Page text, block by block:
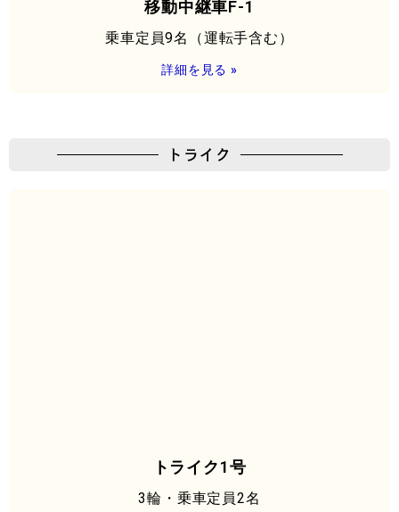
移動中継車F-1
乗車定員9名（運転手含む）
詳細を見る »
トライク
トライク1号
3輪・乗車定員2名